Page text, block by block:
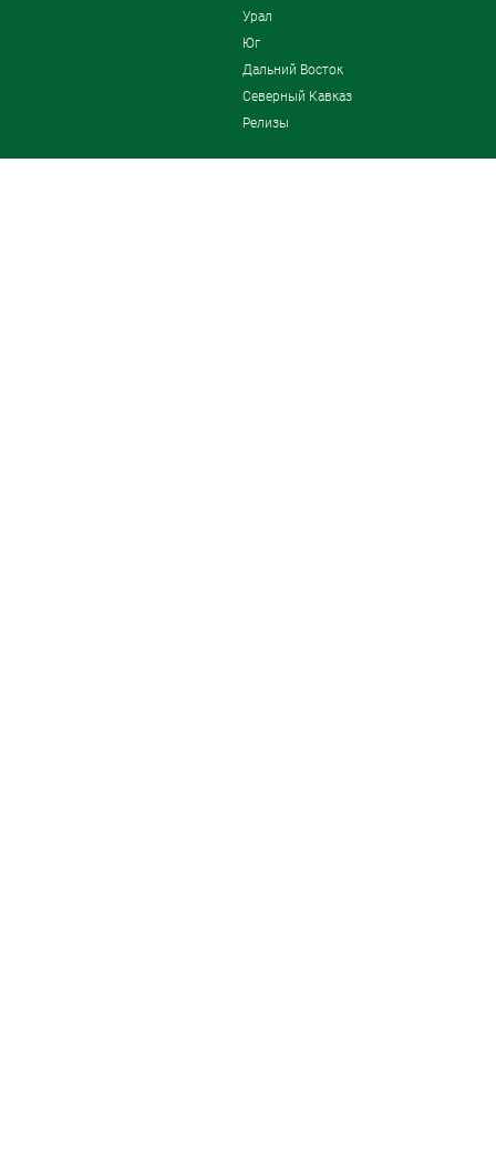
Урал
Юг
Дальний Восток
Северный Кавказ
Релизы